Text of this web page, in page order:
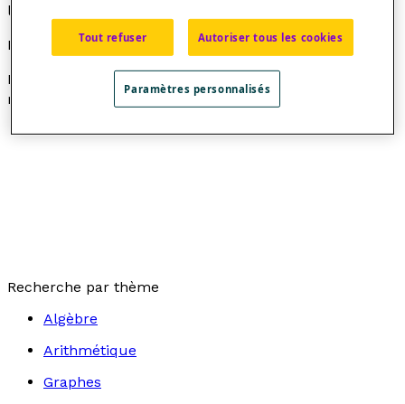
les
Exemple
Les polygones P et P' sont isométriques par une
réflexion d'axe
:
Recherche par thème
Algèbre
Arithmétique
Graphes
Tout refuser Autoriser tous les cookies
Paramètres personnalisés